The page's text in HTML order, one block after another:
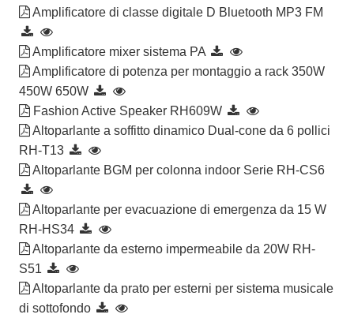
Amplificatore di classe digitale D Bluetooth MP3 FM
Amplificatore mixer sistema PA
Amplificatore di potenza per montaggio a rack 350W
450W 650W
Fashion Active Speaker RH609W
Altoparlante a soffitto dinamico Dual-cone da 6 pollici
RH-T13
Altoparlante BGM per colonna indoor Serie RH-CS6
Altoparlante per evacuazione di emergenza da 15 W
RH-HS34
Altoparlante da esterno impermeabile da 20W RH-
S51
Altoparlante da prato per esterni per sistema musicale
di sottofondo